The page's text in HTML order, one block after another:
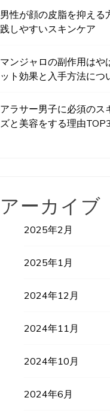
男性が顔の皮脂を抑える
践しやすいスキンケア
マンジャロの副作用はや
ット効果と入手方法につ
アラサー男子に必須のス
ズと美容をする理由
アーカイブ
2025年2月
2025年1月
2024年12月
2024年11月
2024年10月
2024年6月